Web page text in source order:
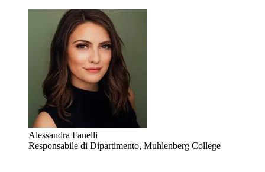
Alessandra Fanelli
Responsabile di Dipartimento, Muhlenberg College